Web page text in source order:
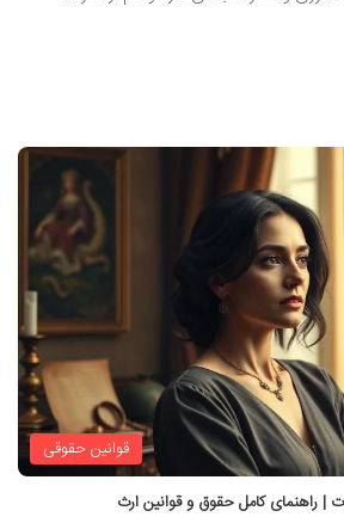
قوانین حقوقی
| راهنمای کامل حقوق و قوانین ارث